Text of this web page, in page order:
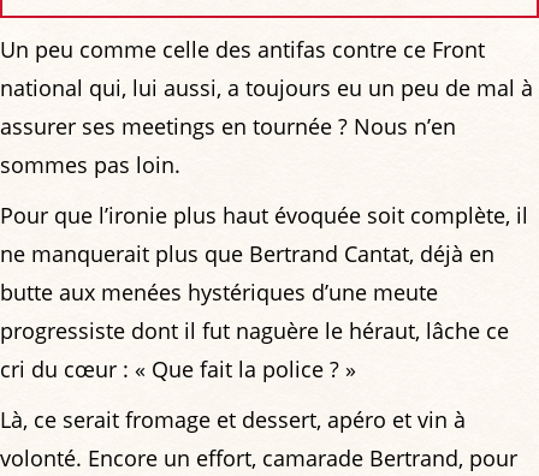
Un peu comme celle des antifas contre ce Front
national qui, lui aussi, a toujours eu un peu de mal à
assurer ses meetings en tournée ? Nous n’en
sommes pas loin.
Pour que l’ironie plus haut évoquée soit complète, il
ne manquerait plus que Bertrand Cantat, déjà en
butte aux menées hystériques d’une meute
progressiste dont il fut naguère le héraut, lâche ce
cri du cœur : « Que fait la police ? »
Là, ce serait fromage et dessert, apéro et vin à
volonté. Encore un effort, camarade Bertrand, pour